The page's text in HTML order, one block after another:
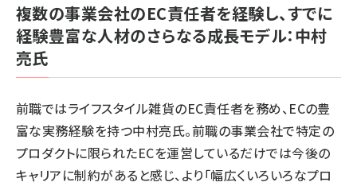
複数の事業会社のEC責任者を経験し、すでに
経験豊富な人材のさらなる成長モデル：中村
亮氏
前職ではライフスタイル雑貨のEC責任者を務め、ECの豊
富な実務経験を持つ中村亮氏。前職の事業会社で特定の
プロダクトに限られたECを運営しているだけでは今後の
キャリアに制約があると感じ、より「幅広くいろいろなプロ